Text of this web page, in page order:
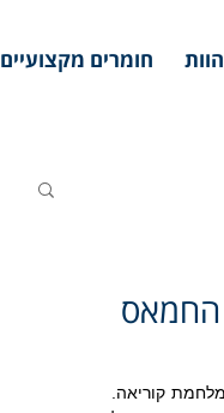
חומרים מקצועיים
החמאס